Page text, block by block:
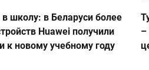
школу: в Беларуси более
Huawei получили
к новому учебному году
–